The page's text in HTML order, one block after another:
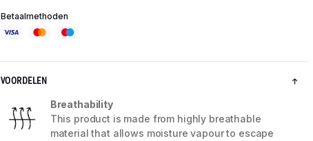
Betaalmethoden
VOORDELEN
Breathability
This product is made from highly breathable
material that allows moisture vapour to escape